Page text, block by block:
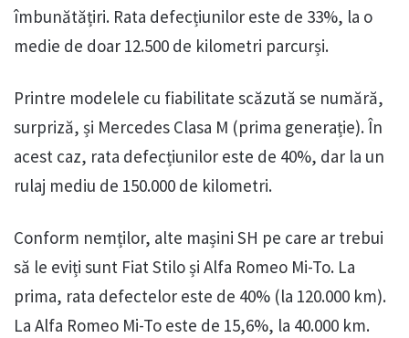
îmbunătățiri. Rata defecțiunilor este de 33%, la o
medie de doar 12.500 de kilometri parcurși.
Printre modelele cu fiabilitate scăzută se numără,
surpriză, și Mercedes Clasa M (prima generație). În
acest caz, rata defecțiunilor este de 40%, dar la un
rulaj mediu de 150.000 de kilometri.
Conform nemților, alte mașini SH pe care ar trebui
să le eviți sunt Fiat Stilo și Alfa Romeo Mi-To. La
prima, rata defectelor este de 40% (la 120.000 km).
La Alfa Romeo Mi-To este de 15,6%, la 40.000 km.